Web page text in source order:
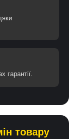
гарантії.
товару